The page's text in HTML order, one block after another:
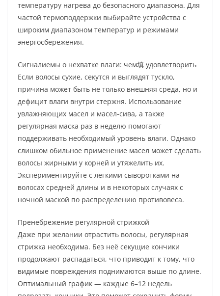
температуру нагрева до безопасного диапазона. Для
частой термоподдержки выбирайте устройства с
широким диапазоном температур и режимами
энергосбережения.
Сигналиемы о нехватке влаги: чем填 удовлетворить
Если волосы сухие, секутся и выглядят тускло,
причина может быть не только внешняя среда, но и
дефицит влаги внутри стержня. Использование
увлажняющих масел и масел-сива, а также
регулярная маска раз в неделю помогают
поддерживать необходимый уровень влаги. Однако
слишком обильное применение масел может сделать
волосы жирными у корней и утяжелить их.
Экспериментируйте с легкими сыворотками на
волосах средней длины и в некоторых случаях с
ночной маской по распределению противовеса.
Пренебрежение регулярной стрижкой
Даже при желании отрастить волосы, регулярная
стрижка необходима. Без неё секущие кончики
продолжают распадаться, что приводит к тому, что
видимые повреждения поднимаются выше по длине.
Оптимальный график — каждые 6–12 недель